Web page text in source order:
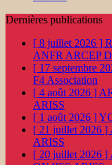
Dernières publications
[ 8 juillet 2026 ]
ANFR ARCEP
[ 17 septembre
F4 Association
[ 4 août 2026 ]
ARISS
[ 1 août 2026 ]
[ 21 juillet 2026 ]
ARISS
[ 20 juillet 2026 ]